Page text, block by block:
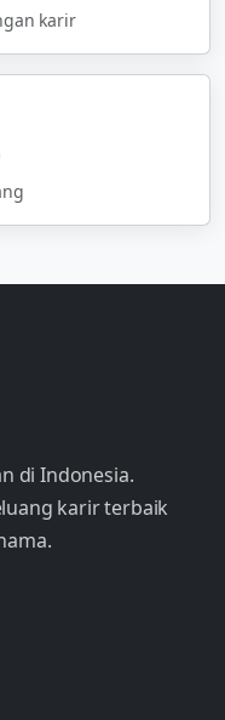
karir
di Indonesia.
karir terbaik